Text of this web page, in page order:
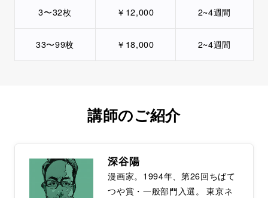
3〜32枚 ￥12,000 2~4週間
33〜99枚 ￥18,000 2~4週間
講師のご紹介
深谷陽
漫画家。1994年、第26回ちばて
つや賞・一般部門入選。 東京ネ